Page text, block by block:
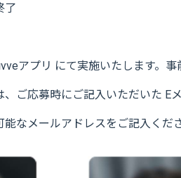
了
アプリ にて実施いたします。事
ご応募時にご記入いただいた E
なメールアドレスをご記入くださ